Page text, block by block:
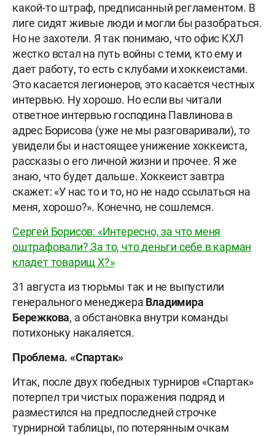
какой-то штраф, предписанный регламентом. В
лиге сидят живые люди и могли бы разобраться.
Но не захотели. Я так понимаю, что офис КХЛ
жестко встал на путь войны с теми, кто ему и
дает работу, то есть с клубами и хоккеистами.
Это касается легионеров, это касается честных
интервью. Ну хорошо. Но если вы читали
ответное интервью господина Павлинова в
адрес Борисова (уже не мы разговаривали), то
увидели бы и настоящее унижение хоккеиста,
рассказы о его личной жизни и прочее. Я же
знаю, что будет дальше. Хоккеист завтра
скажет: «У нас то и то, но не надо ссылаться на
меня, хорошо?». Конечно, не сошлемся.
Сергей Борисов: «Интересно, за что меня
оштрафовали? За то, что деньги себе в карман
кладет товарищ Х?»
31 августа из тюрьмы так и не выпустили
генерального менеджера Владимира
Бережкова, а обстановка внутри команды
потихоньку накаляется.
Проблема. «Спартак»
Итак, после двух победных турниров «Спартак»
потерпел три чистых поражения подряд и
разместился на предпоследней строчке
турнирной таблицы, по потерянным очкам